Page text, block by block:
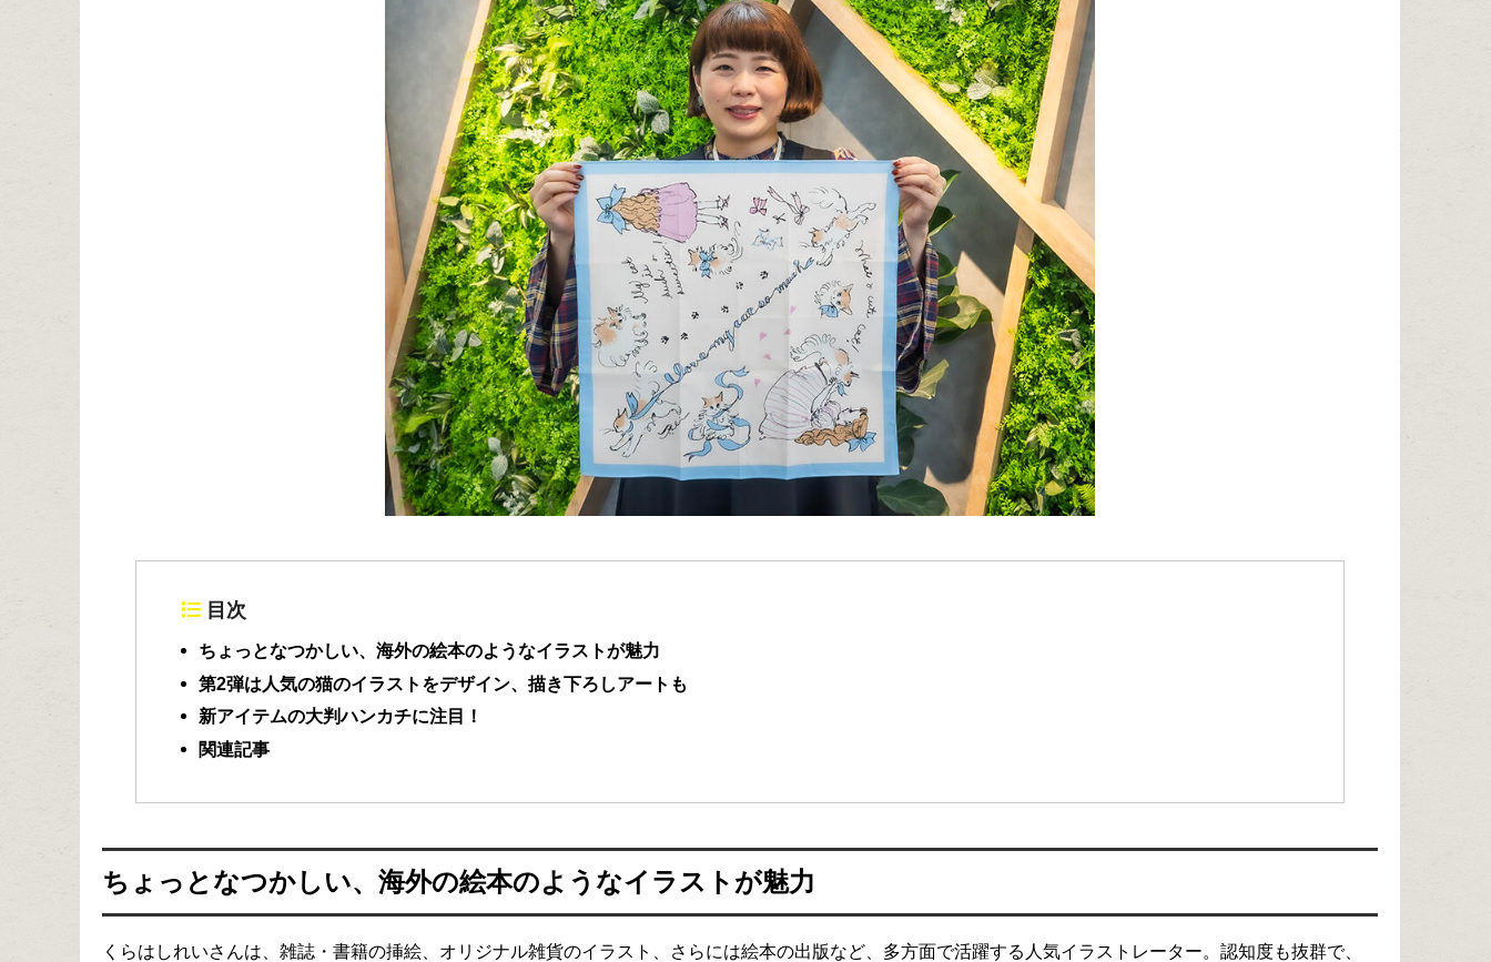
目次
ちょっとなつかしい、海外の絵本のようなイラストが魅力
第2弾は人気の猫のイラストをデザイン、描き下ろしアートも
新アイテムの大判ハンカチに注目！
関連記事
ちょっとなつかしい、海外の絵本のようなイラストが魅力
くらはしれいさんは、雑誌・書籍の挿絵、オリジナル雑貨のイラスト、さらには絵本の出版など、多方面で活躍する人気イラストレーター。認知度も抜群で、